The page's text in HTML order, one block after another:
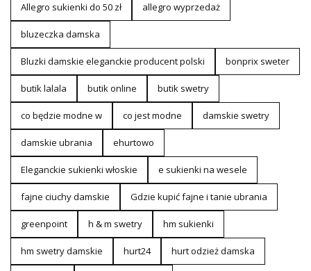
Allegro sukienki do 50 zł allegro wyprzedaż
bluzeczka damska
Bluzki damskie eleganckie producent polski bonprix sweter
butik lalala butik online butik swetry
co będzie modne w co jest modne damskie swetry
damskie ubrania ehurtowo
Eleganckie sukienki włoskie e sukienki na wesele
fajne ciuchy damskie Gdzie kupić fajne i tanie ubrania
greenpoint h & m swetry hm sukienki
hm swetry damskie hurt24 hurt odzież damska